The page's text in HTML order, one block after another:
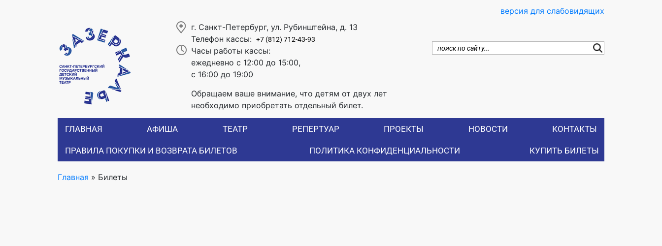
версия для слабовидящих
г. Санкт-Петербург, ул. Рубинштейна, д. 13
Телефон кассы: +7 (812) 712-43-93
Часы работы кассы:
ежедневно с 12:00 до 15:00,
с 16:00 до 19:00
Обращаем ваше внимание, что детям от двух лет
необходимо приобретать отдельный билет.
ГЛАВНАЯ АФИША ТЕАТР РЕПЕРТУАР ПРОЕКТЫ НОВОСТИ КОНТАКТЫ
ПРАВИЛА ПОКУПКИ И ВОЗВРАТА БИЛЕТОВ ПОЛИТИКА КОНФИДЕНЦИАЛЬНОСТИ КУПИТЬ БИЛЕТЫ
Главная » Билеты